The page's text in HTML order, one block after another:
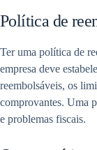
Política de
Ter uma política de
empresa deve
reembolsáveis, os
comprovantes. Uma
e problemas fiscais.